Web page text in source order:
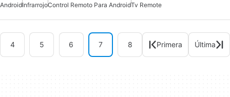
AndroidInfrarrojoControl Remoto Para AndroidTv Remote
4 5 6 7 8 Primera Última